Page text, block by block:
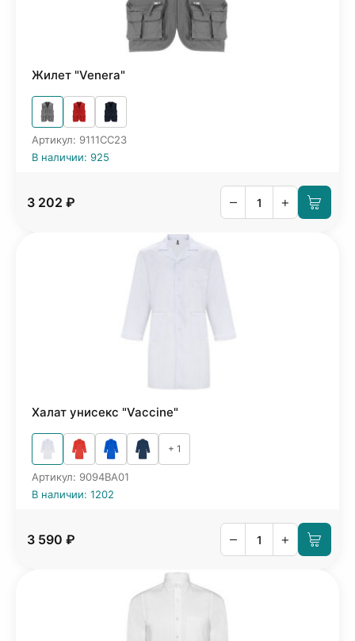
Жилет "Venera"
Артикул: 9111CC23
В наличии: 925
3 202 ₽ – +
Халат унисекс "Vaccine"
+ 1
Артикул: 9094BA01
В наличии: 1202
3 590 ₽ – +